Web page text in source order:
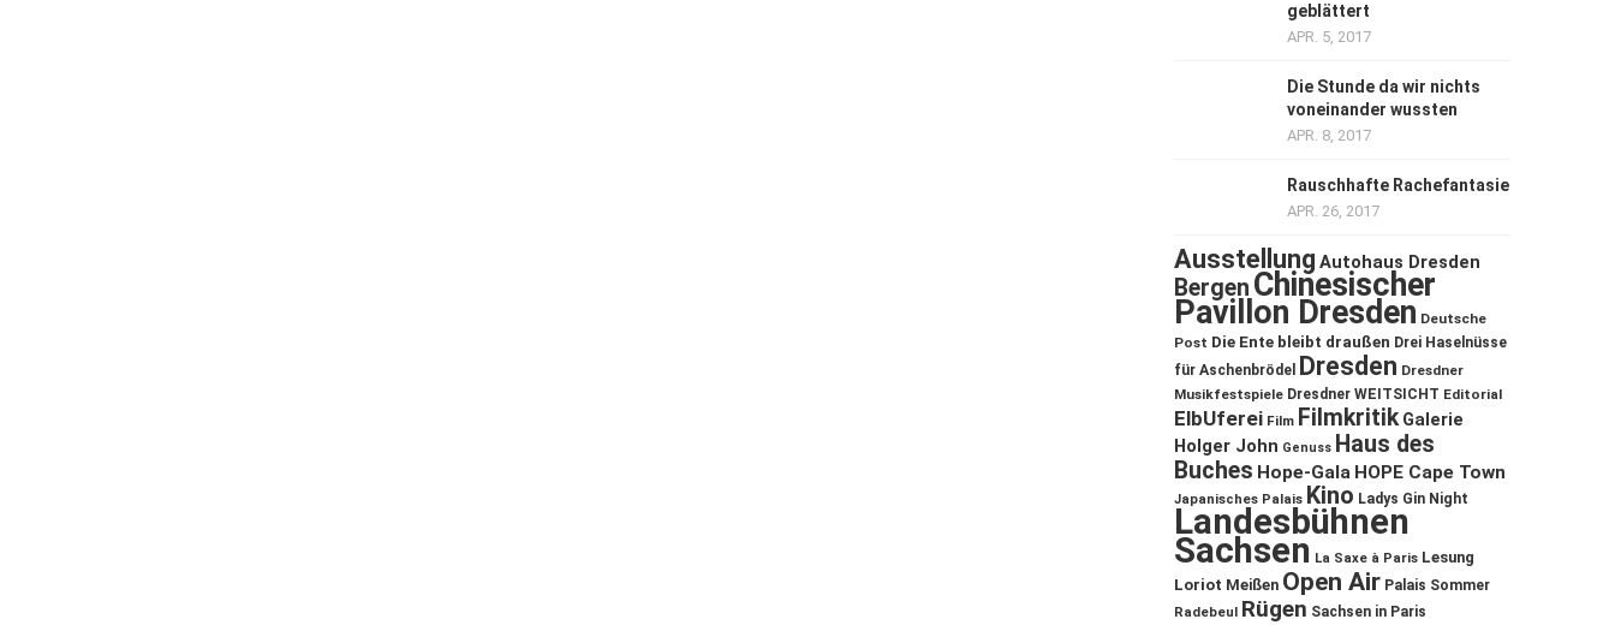
geblättert
APR. 5, 2017
Die Stunde da wir nichts
voneinander wussten
APR. 8, 2017
Rauschhafte Rachefantasie
APR. 26, 2017
Ausstellung Autohaus Dresden
Bergen Chinesischer
Pavillon Dresden Deutsche
Post Die Ente bleibt draußen Drei Haselnüsse
für Aschenbrödel
Dresden Dresdner
Musikfestspiele Dresdner WEITSICHT Editorial
ElbUferei Film Filmkritik Galerie
Holger John Genuss Haus des
Buches Hope-Gala HOPE Cape Town
Japanisches Palais Kino Ladys Gin Night
Landesbühnen
Sachsen La Saxe à Paris Lesung
Loriot Meißen Open Air Palais Sommer
Radebeul Rügen Sachsen in Paris